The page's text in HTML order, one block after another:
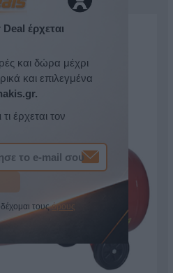
έρχεται
και δώρα μέχρι
και επιλεγμένα
τι έρχεται τον
τουςόρους